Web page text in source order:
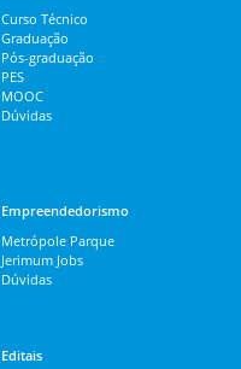
Curso Técnico
Graduação
Pós-graduação
PES
MOOC
Dúvidas
Empreendedorismo
Metrópole Parque
Jerimum Jobs
Dúvidas
Editais